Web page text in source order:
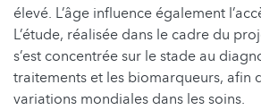
élevé. L’âge influence également
L’étude, réalisée dans le cadre du
s’est concentrée sur le stade au
traitements et les biomarqueurs, afin
variations mondiales dans les soins.